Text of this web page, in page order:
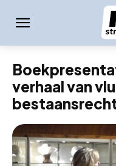
verhaal van